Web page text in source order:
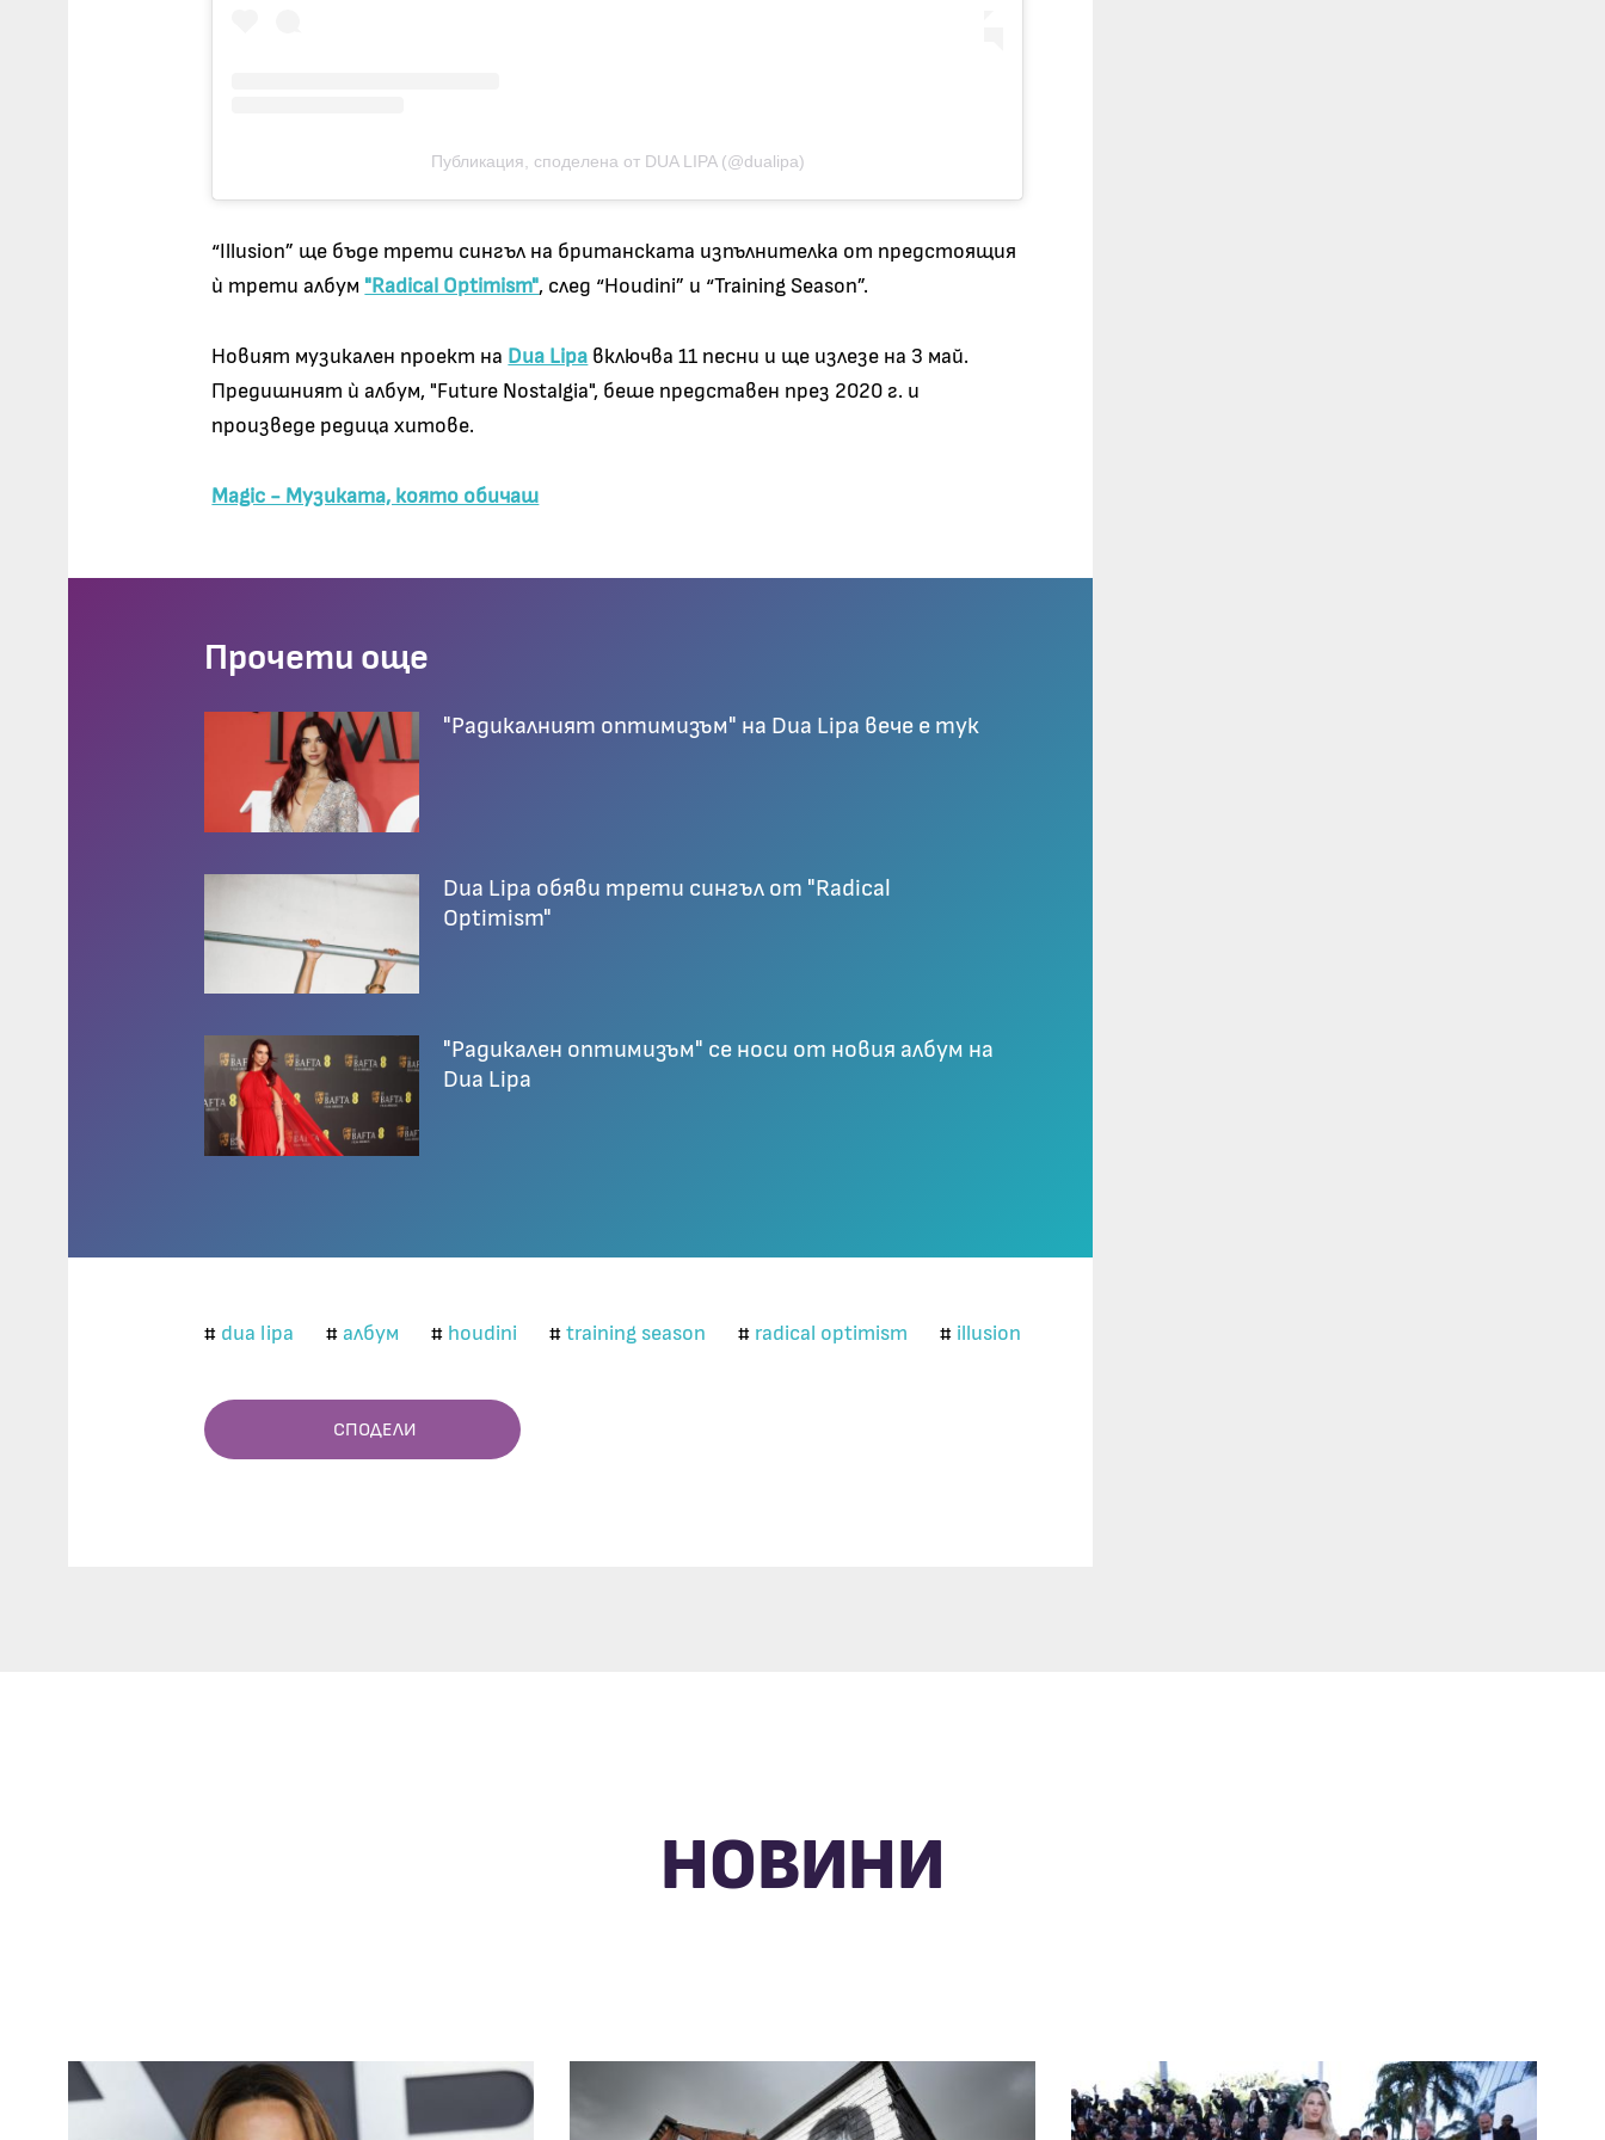
Публикация, споделена от DUA LIPA (@dualipa)
“Illusion” ще бъде трети сингъл на британската изпълнителка от предстоящия
ѝ трети албум "Radical Optimism", след “Houdini” и “Training Season”.
Новият музикален проект на Dua Lipa включва 11 песни и ще излезе на 3 май.
Предишният ѝ албум, "Future Nostalgia", беше представен през 2020 г. и
произведе редица хитове.
Magic - Музиката, която обичаш
Прочети още
"Радикалният оптимизъм" на Dua Lipa вече е тук
Dua Lipa обяви трети сингъл от "Radical
Optimism"
"Радикален оптимизъм" се носи от новия албум на
Dua Lipa
# dua lipa # албум # houdini # training season # radical optimism # illusion
СПОДЕЛИ
НОВИНИ